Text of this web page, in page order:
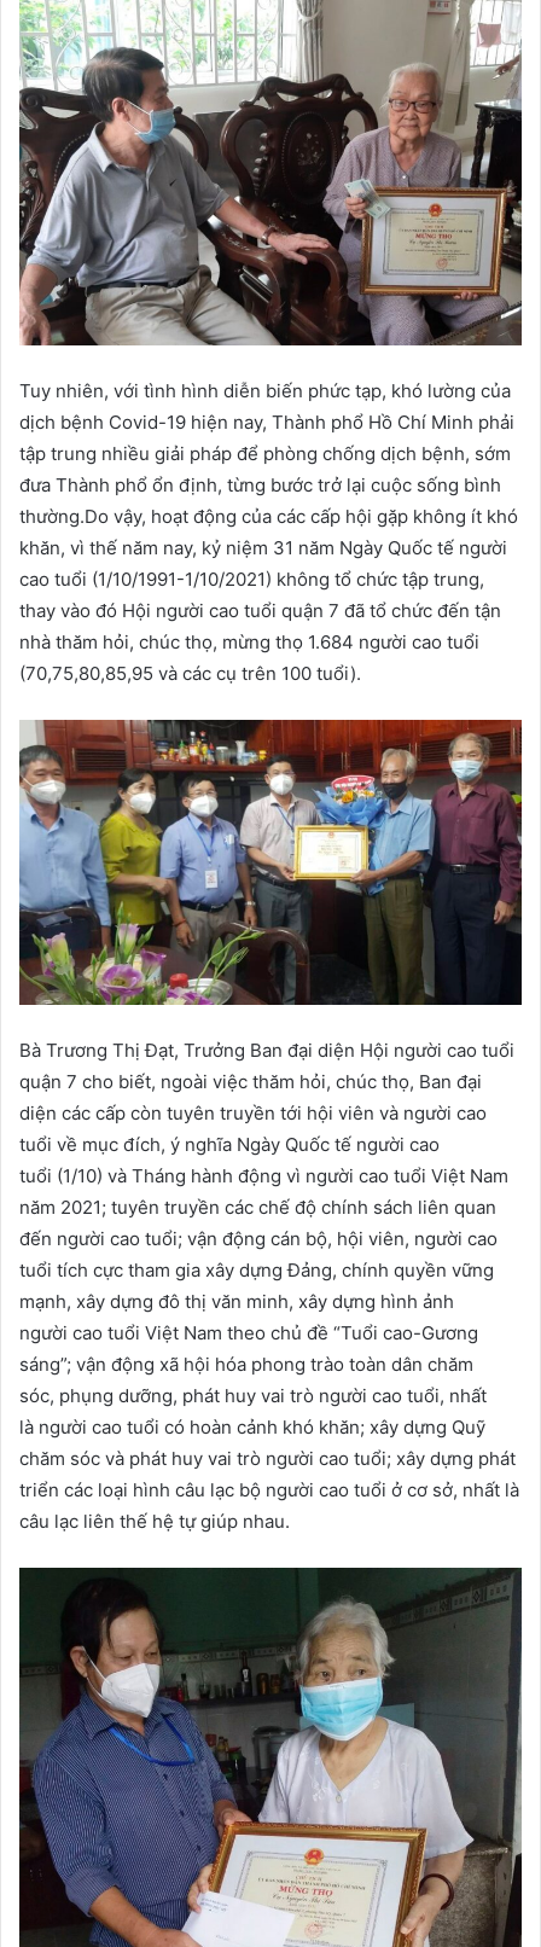
Tuy nhiên, với tình hình diễn biến phức tạp, khó lường của
dịch bệnh Covid-19 hiện nay, Thành phổ Hồ Chí Minh phải
tập trung nhiều giải pháp để phòng chống dịch bệnh, sớm
đưa Thành phổ ổn định, từng bước trở lại cuộc sống bình
thường.Do vậy, hoạt động của các cấp hội gặp không ít khó
khăn, vì thế năm nay, kỷ niệm 31 năm Ngày Quốc tế người
cao tuổi (1/10/1991-1/10/2021) không tổ chức tập trung,
thay vào đó Hội người cao tuổi quận 7 đã tổ chức đến tận
nhà thăm hỏi, chúc thọ, mừng thọ 1.684 người cao tuổi
(70,75,80,85,95 và các cụ trên 100 tuổi).
Bà Trương Thị Đạt, Trưởng Ban đại diện Hội người cao tuổi
quận 7 cho biết, ngoài việc thăm hỏi, chúc thọ, Ban đại
diện các cấp còn tuyên truyền tới hội viên và người cao
tuổi về mục đích, ý nghĩa Ngày Quốc tế người cao
tuổi (1/10) và Tháng hành động vì người cao tuổi Việt Nam
năm 2021; tuyên truyền các chế độ chính sách liên quan
đến người cao tuổi; vận động cán bộ, hội viên, người cao
tuổi tích cực tham gia xây dựng Đảng, chính quyền vững
mạnh, xây dựng đô thị văn minh, xây dựng hình ảnh
người cao tuổi Việt Nam theo chủ đề “Tuổi cao-Gương
sáng”; vận động xã hội hóa phong trào toàn dân chăm
sóc, phụng dưỡng, phát huy vai trò người cao tuổi, nhất
là người cao tuổi có hoàn cảnh khó khăn; xây dựng Quỹ
chăm sóc và phát huy vai trò người cao tuổi; xây dựng phát
triển các loại hình câu lạc bộ người cao tuổi ở cơ sở, nhất là
câu lạc liên thế hệ tự giúp nhau.